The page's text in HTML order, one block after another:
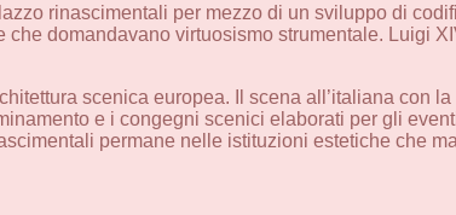
rinascimentali per mezzo di un sviluppo di
domandavano virtuosismo strumentale. Luigi
scenica europea. Il scena all’italiana con
e i congegni scenici elaborati per gli
permane nelle istituzioni estetiche che